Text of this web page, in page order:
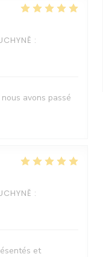
:
avons passé
:
et